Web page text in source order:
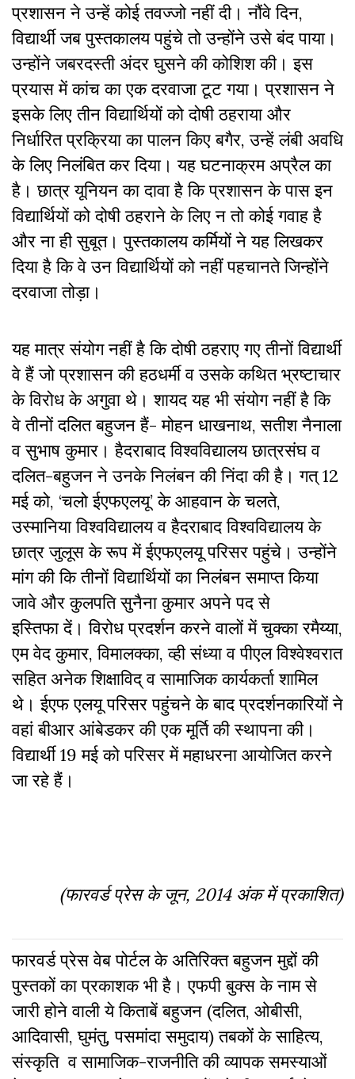
प्रशासन ने उन्हें कोई तवज्जो नहीं दी। नौंवे दिन,
विद्यार्थी जब पुस्तकालय पहुंचे तो उन्होंने उसे बंद पाया।
उन्होंने जबरदस्ती अंदर घुसने की कोशिश की। इस
प्रयास में कांच का एक दरवाजा टूट गया। प्रशासन ने
इसके लिए तीन विद्यार्थियों को दोषी ठहराया और
निर्धारित प्रक्रिया का पालन किए बगैर, उन्हें लंबी अवधि
के लिए निलंबित कर दिया। यह घटनाक्रम अप्रैल का
है। छात्र यूनियन का दावा है कि प्रशासन के पास इन
विद्यार्थियों को दोषी ठहराने के लिए न तो कोई गवाह है
और ना ही सुबूत। पुस्तकालय कर्मियों ने यह लिखकर
दिया है कि वे उन विद्यार्थियों को नहीं पहचानते जिन्होंने
दरवाजा तोड़ा।
यह मात्र संयोग नहीं है कि दोषी ठहराए गए तीनों विद्यार्थी
वे हैं जो प्रशासन की हठधर्मी व उसके कथित भ्रष्टाचार
के विरोध के अगुवा थे। शायद यह भी संयोग नहीं है कि
वे तीनों दलित बहुजन हैं- मोहन धाखनाथ, सतीश नैनाला
व सुभाष कुमार। हैदराबाद विश्वविद्यालय छात्रसंघ व
दलित-बहुजन ने उनके निलंबन की निंदा की है। गत् 12
मई को, ‘चलो ईएफएलयू’ के आहवान के चलते,
उस्मानिया विश्वविद्यालय व हैदराबाद विश्वविद्यालय के
छात्र जुलूस के रूप में ईएफएलयू परिसर पहुंचे। उन्होंने
मांग की कि तीनों विद्यार्थियों का निलंबन समाप्त किया
जावे और कुलपति सुनैना कुमार अपने पद से
इस्तिफा दें। विरोध प्रदर्शन करने वालों में चुक्का रमैय्या,
एम वेद कुमार, विमालक्का, व्ही संध्या व पीएल विश्वेश्वरात
सहित अनेक शिक्षाविद् व सामाजिक कार्यकर्ता शामिल
थे। ईएफ एलयू परिसर पहुंचने के बाद प्रदर्शनकारियों ने
वहां बीआर आंबेडकर की एक मूर्ति की स्थापना की।
विद्यार्थी 19 मई को परिसर में महाधरना आयोजित करने
जा रहे हैं।
(फारवर्ड प्रेस के जून, 2014 अंक में प्रकाशित)
फारवर्ड प्रेस वेब पोर्टल के अतिरिक्‍त बहुजन मुद्दों की
पुस्‍तकों का प्रकाशक भी है। एफपी बुक्‍स के नाम से
जारी होने वाली ये किताबें बहुजन (दलित, ओबीसी,
आदिवासी, घुमंतु, पसमांदा समुदाय) तबकों के साहित्‍य,
संस्कृति व सामाजिक-राजनीति की व्‍यापक समस्‍याओं